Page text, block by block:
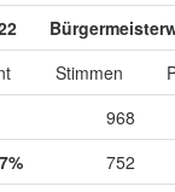
Stimmen
968
752